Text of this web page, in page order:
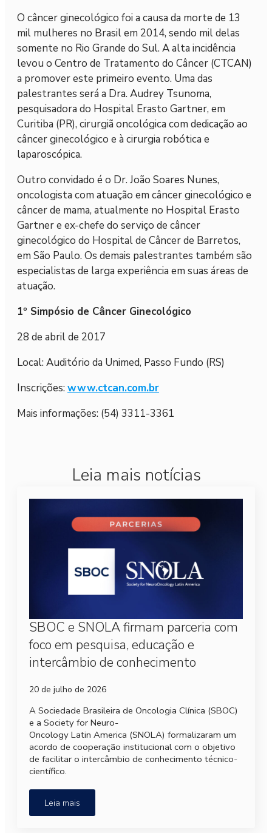
O câncer ginecológico foi a causa da morte de 13
mil mulheres no Brasil em 2014, sendo mil delas
somente no Rio Grande do Sul. A alta incidência
levou o Centro de Tratamento do Câncer (CTCAN)
a promover este primeiro evento. Uma das
palestrantes será a Dra. Audrey Tsunoma,
pesquisadora do Hospital Erasto Gartner, em
Curitiba (PR), cirurgiã oncológica com dedicação ao
câncer ginecológico e à cirurgia robótica e
laparoscópica.
Outro convidado é o Dr. João Soares Nunes,
oncologista com atuação em câncer ginecológico e
câncer de mama, atualmente no Hospital Erasto
Gartner e ex-chefe do serviço de câncer
ginecológico do Hospital de Câncer de Barretos,
em São Paulo. Os demais palestrantes também são
especialistas de larga experiência em suas áreas de
atuação.
1º Simpósio de Câncer Ginecológico
28 de abril de 2017
Local: Auditório da Unimed, Passo Fundo (RS)
Inscrições:www.ctcan.com.br
Mais informações: (54) 3311-3361
Leia mais notícias
SBOC e SNOLA firmam parceria com
foco em pesquisa, educação e
intercâmbio de conhecimento
20 de julho de 2026
A Sociedade Brasileira de Oncologia Clínica (SBOC)
e a Society for Neuro-
Oncology Latin America (SNOLA) formalizaram um
acordo de cooperação institucional com o objetivo
de facilitar o intercâmbio de conhecimento técnico-
científico.
Leia mais